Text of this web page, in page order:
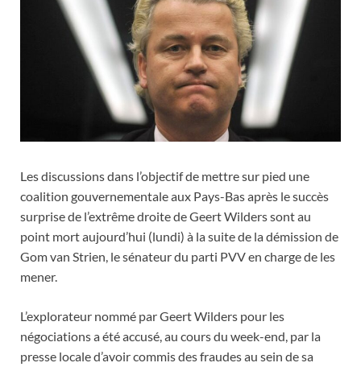
Les discussions dans l’objectif de mettre sur pied une
coalition gouvernementale aux Pays-Bas après le succès
surprise de l’extrême droite de Geert Wilders sont au
point mort aujourd’hui (lundi) à la suite de la démission de
Gom van Strien, le sénateur du parti PVV en charge de les
mener.
L’explorateur nommé par Geert Wilders pour les
négociations a été accusé, au cours du week-end, par la
presse locale d’avoir commis des fraudes au sein de sa